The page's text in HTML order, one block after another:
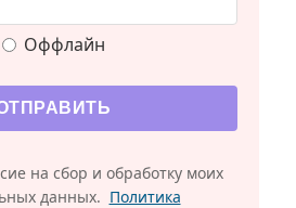
Оффлайн
на сбор и обработку моих
данных. Политика